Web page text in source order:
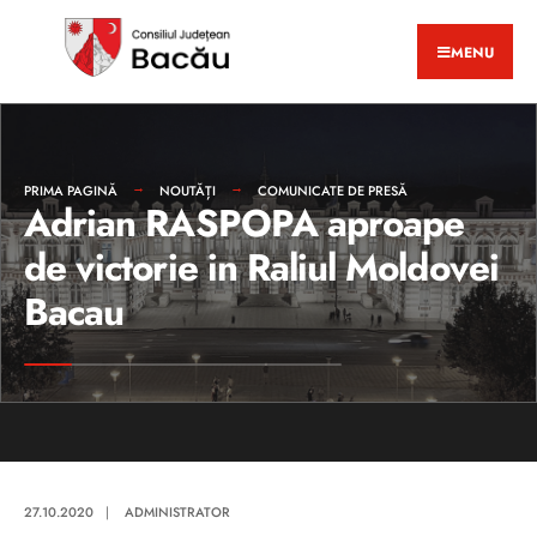
MENU
PRIMA PAGINĂ NOUTĂȚI COMUNICATE DE PRESĂ
Adrian RASPOPA aproape
de victorie in Raliul Moldovei
Bacau
27.10.2020 | ADMINISTRATOR